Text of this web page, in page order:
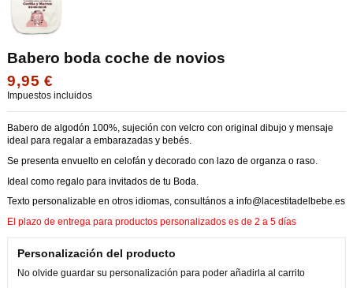
Babero boda coche de novios
9,95 €
Impuestos incluidos
Babero de algodón 100%, sujeción con velcro con original dibujo y mensaje
ideal para regalar a embarazadas y bebés.
Se presenta envuelto en celofán y decorado con lazo de organza o raso.
Ideal como regalo para invitados de tu Boda.
Texto personalizable en otros idiomas, consultános a info@lacestitadelbebe.es
El plazo de entrega para productos personalizados es de 2 a 5 días
Personalización del producto
No olvide guardar su personalización para poder añadirla al carrito